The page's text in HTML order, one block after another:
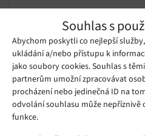
Souhlas s
Abychom poskytli co nejlepší
ukládání a/nebo přístupu k
jako soubory cookies. Souhlas s
partnerům umožní zpracovávat
procházení nebo jedinečná ID na
odvolání souhlasu může
funkce.
novou generaci
nechybí mezi nimi
Středa 17. 04. 2019 Redakce
Nové dopravní koncepty dnešní
znamení elektromobility a